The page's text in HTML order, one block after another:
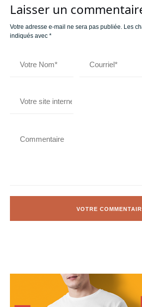
Laisser un
Votre adresse e-mail ne sera pas publiée. Les
indiqués avec *